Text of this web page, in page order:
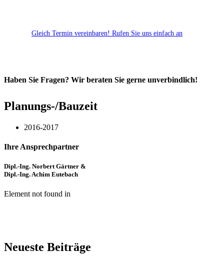
Gleich Termin vereinbaren! Rufen Sie uns einfach an
Haben Sie Fragen? Wir beraten Sie gerne unverbindlich!
Planungs-/Bauzeit
2016-2017
Ihre Ansprechpartner
Dipl.-Ing. Norbert Gärtner &
Dipl.-Ing. Achim Eutebach
Element not found in
Neueste Beiträge